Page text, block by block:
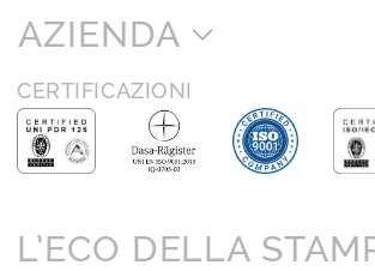
AZIENDA
CERTIFICAZIONI
L’ECO DELLA